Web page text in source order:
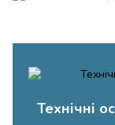
Технічні